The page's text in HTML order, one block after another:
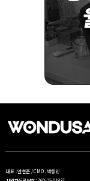
대표 : 안현준 / CMO : 박종민